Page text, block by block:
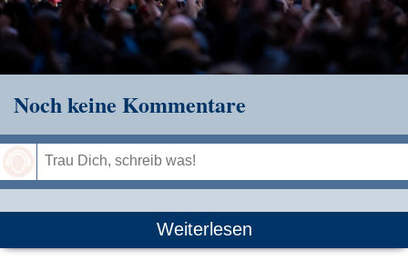
Noch keine Kommentare
Weiterlesen